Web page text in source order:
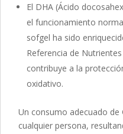
El DHA (Ácido
el funcionamiento
sofgel ha sido
Referencia de
contribuye a la
oxidativo.
Un consumo adecuado de
cualquier persona,